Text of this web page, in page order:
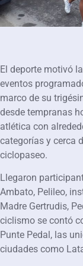
El deporte motivó
eventos
marco de su
desde tempranas
atlética con
categorías y cerca
ciclopaseo.
Llegaron
Ambato, Pelileo,
Madre Gertrudis,
ciclismo se contó
Punte Pedal, las
ciudades como